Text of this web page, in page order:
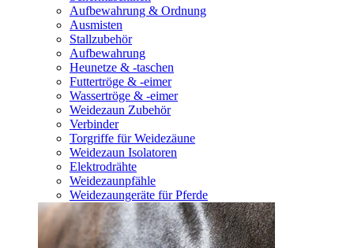
Aufbewahrung & Ordnung
Ausmisten
Stallzubehör
Aufbewahrung
Heunetze & -taschen
Futtertröge & -eimer
Wassertröge & -eimer
Weidezaun Zubehör
Verbinder
Torgriffe für Weidezäune
Weidezaun Isolatoren
Elektrodrähte
Weidezaunpfähle
Weidezaungeräte für Pferde